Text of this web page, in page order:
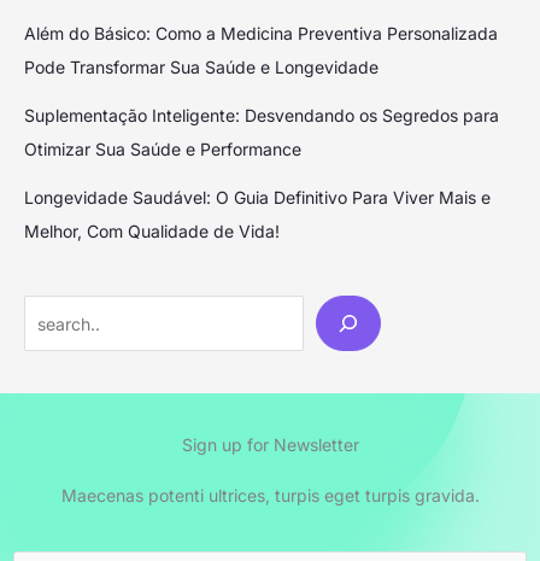
Além do Básico: Como a Medicina Preventiva Personalizada
Pode Transformar Sua Saúde e Longevidade
Suplementação Inteligente: Desvendando os Segredos para
Otimizar Sua Saúde e Performance
Longevidade Saudável: O Guia Definitivo Para Viver Mais e
Melhor, Com Qualidade de Vida!
Sign up for Newsletter
Maecenas potenti ultrices, turpis eget turpis gravida.